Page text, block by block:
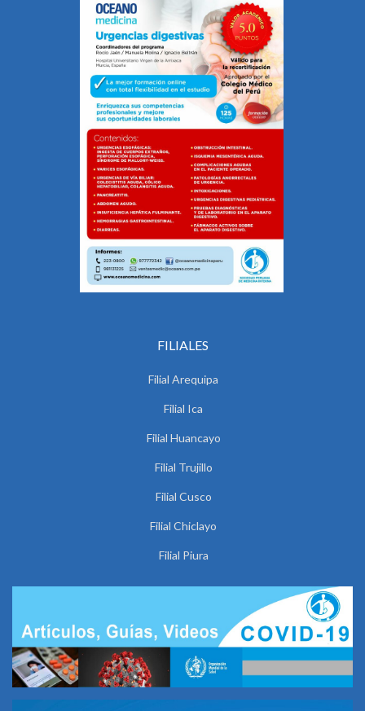
FILIALES
Filial Arequipa
Filial Ica
Filial Huancayo
Filial Trujillo
Filial Cusco
Filial Chiclayo
Filial Piura